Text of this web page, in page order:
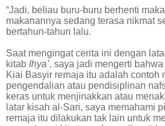
“Jadi, beliau buru-buru berhenti
makanannya sedang terasa nikmat
bertahun-tahun lalu.
Saat mengingat cerita ini dengan
kitab Ihya’, saya jadi mengerti
Kiai Basyir remaja itu adalah contoh
pengendalian atau pendisiplinan
keras untuk menjinakkan atau
latar kisah al-Sari, saya memahami
remaja itu dilakukan tak lain untuk